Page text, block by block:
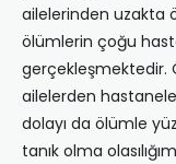
ailelerinden uzakta
ölüm­lerin çoğu
gerçekleşmektedir.
ailelerden
dolayı da ölümle
tanık olma